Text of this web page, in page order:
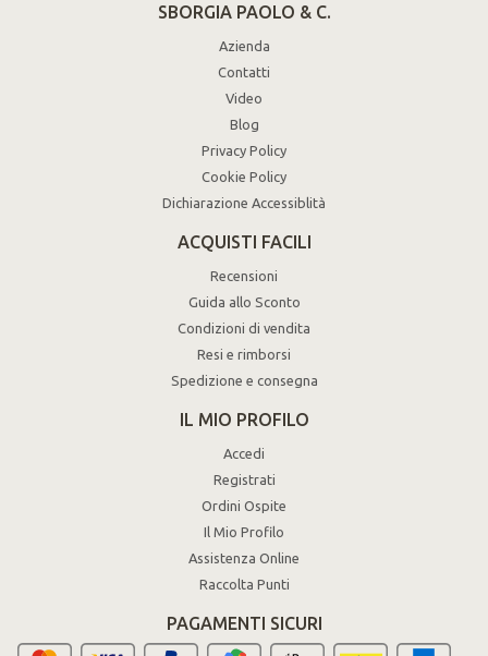
SBORGIA PAOLO & C.
Azienda
Contatti
Video
Blog
Privacy Policy
Cookie Policy
Dichiarazione Accessiblità
ACQUISTI FACILI
Recensioni
Guida allo Sconto
Condizioni di vendita
Resi e rimborsi
Spedizione e consegna
IL MIO PROFILO
Accedi
Registrati
Ordini Ospite
Il Mio Profilo
Assistenza Online
Raccolta Punti
PAGAMENTI SICURI